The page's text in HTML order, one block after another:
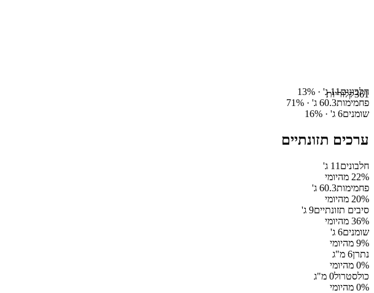
361קלוריותחלבונים11ג' · 13%
פחמימות60.3 ג' · 71%
שומנים6 ג' · 16%
ערכים תזונתיים
חלבונים 11 ג'
22% מהיומי
פחמימות60.3 ג'
20% מהיומי
סיבים תזונתיים9 ג'
36% מהיומי
שומנים6 ג'
9% מהיומי
נתרן6 מ"ג
0% מהיומי
כולסטרול0 מ"ג
0% מהיומי